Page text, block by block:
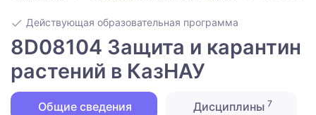
Действующая образовательная программа
8D08104 Защита и карантин
растений в КазНАУ
Общие сведения Дисциплины 7